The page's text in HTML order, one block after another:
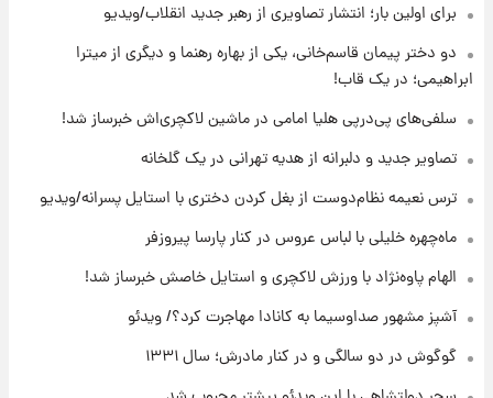
۲۱ ساعت پیش
پول به معشوقه با درآمد یوفا
۲۱ ساعت پیش
هشدار درباره کمبود یک ماده معدنی؛ خطر
آلزایمر و زوال عقل افزایش می‌یابد؟
۲۱ ساعت پیش
انتقاد تند پیمان طالبی از مسئولان استقلال در
برای اولین بار؛ انتشار تصاویری از رهبر جدید انقلاب/ویدیو
دو دختر پیمان قاسم‌خانی، یکی از بهاره رهنما و دیگری از میترا
ابراهیمی؛ در یک قاب!
سلفی‌های پی‌درپی هلیا امامی در ماشین لاکچری‌اش خبرساز شد!
تصاویر جدید و دلبرانه از هدیه تهرانی در یک گلخانه
ترس نعیمه نظام‌دوست از بغل کردن دختری با استایل پسرانه/ویدیو
ماه‌چهره خلیلی با لباس عروس در کنار پارسا پیروزفر
الهام پاوه‌نژاد با ورزش لاکچری و استایل خاصش خبرساز شد!
آشپز مشهور صداوسیما به کانادا مهاجرت کرد؟/ ویدئو
گوگوش در دو سالگی و در کنار مادرش؛ سال ۱۳۳۱